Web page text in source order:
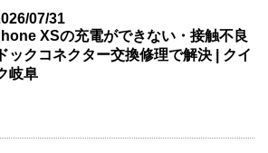
07/31
XSの充電ができない・接触不良
ックコネクター交換修理で解決 | クイ
岐阜